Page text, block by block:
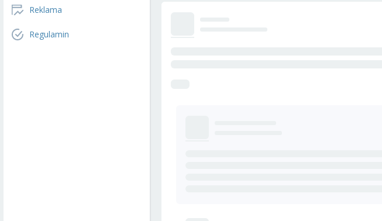
Reklama
Regulamin